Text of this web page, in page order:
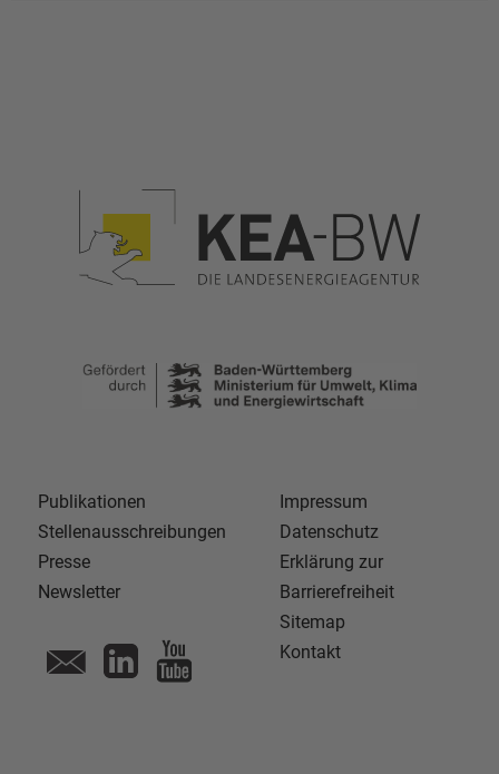
Publikationen
Stellenausschreibungen
Presse
Newsletter
Impressum
Datenschutz
Erklärung zur
Barrierefreiheit
Sitemap
Kontakt